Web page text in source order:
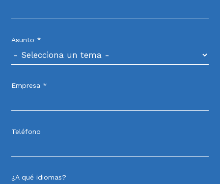
Asunto *
Empresa *
Teléfono
¿A qué idiomas?